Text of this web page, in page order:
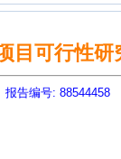
目可行性研
报告编号: 88544458